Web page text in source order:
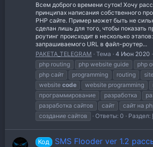
Всем доброго времени суток! Хочу
принципах написания собственного
PHP сайте. Пример может быть не
сделан лишь для того, чтобы показать
роутинг происходит в несколько
запрашиваемого URL в файл-роутер...
PAKETA_TELEGRAM
Тема 4 Июн 2020
php routing
php website guide
php
php сайт
programming routing
website code website programming
программирование
разработка
разработка сайтов
сайт
сайт на
создание сайтов
Ответы: 0 Раздел:
Код
SMS Flooder ver 1.2